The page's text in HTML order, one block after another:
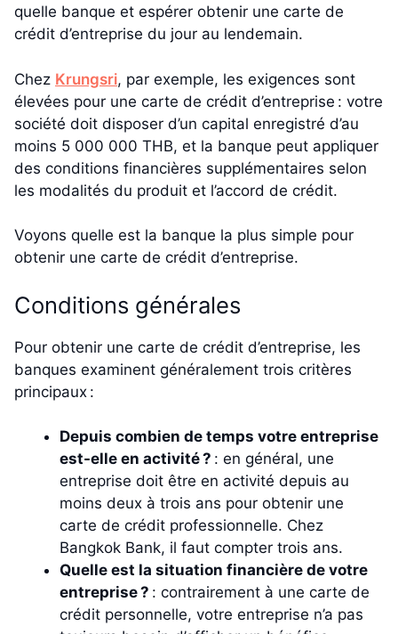
quelle banque et espérer obtenir une carte de
crédit d’entreprise du jour au lendemain.
Chez Krungsri, par exemple, les exigences sont
élevées pour une carte de crédit d’entreprise : votre
société doit disposer d’un capital enregistré d’au
moins 5 000 000 THB, et la banque peut appliquer
des conditions financières supplémentaires selon
les modalités du produit et l’accord de crédit.
Voyons quelle est la banque la plus simple pour
obtenir une carte de crédit d’entreprise.
Conditions générales
Pour obtenir une carte de crédit d’entreprise, les
banques examinent généralement trois critères
principaux :
Depuis combien de temps votre entreprise
est-elle en activité ? : en général, une
entreprise doit être en activité depuis au
moins deux à trois ans pour obtenir une
carte de crédit professionnelle. Chez
Bangkok Bank, il faut compter trois ans.
Quelle est la situation financière de votre
entreprise ? : contrairement à une carte de
crédit personnelle, votre entreprise n’a pas